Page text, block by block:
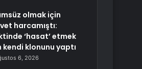
olmak için
harcamıştı:
‘hasat’ etmek
kendi klonunu yaptı
6, 2026